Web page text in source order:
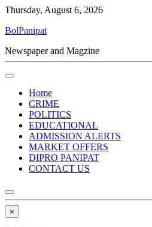
Thursday, August 6, 2026
BolPanipat
Newspaper and Magzine
Home
CRIME
POLITICS
EDUCATIONAL
ADMISSION ALERTS
MARKET OFFERS
DIPRO PANIPAT
CONTACT US
×